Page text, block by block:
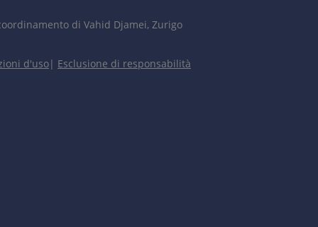
di Vahid Djamei, Zurigo
d'uso| Esclusione di responsabilità